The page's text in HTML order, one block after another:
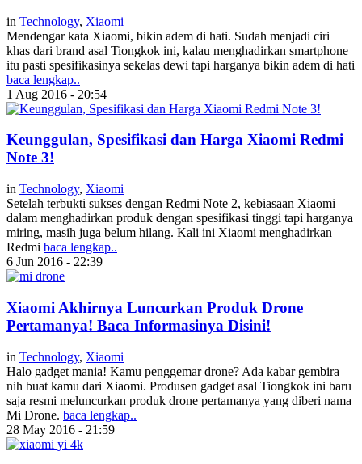
in Technology, Xiaomi
Mendengar kata Xiaomi, bikin adem di hati. Sudah menjadi ciri
khas dari brand asal Tiongkok ini, kalau menghadirkan smartphone
itu pasti spesifikasinya sekelas dewi tapi harganya bikin adem di hati
baca lengkap..
1 Aug 2016 - 20:54
Keunggulan, Spesifikasi dan Harga Xiaomi Redmi
Note 3!
in Technology, Xiaomi
Setelah terbukti sukses dengan Redmi Note 2, kebiasaan Xiaomi
dalam menghadirkan produk dengan spesifikasi tinggi tapi harganya
miring, masih juga belum hilang. Kali ini Xiaomi menghadirkan
Redmi baca lengkap..
6 Jun 2016 - 22:39
Xiaomi Akhirnya Luncurkan Produk Drone
Pertamanya! Baca Informasinya Disini!
in Technology, Xiaomi
Halo gadget mania! Kamu penggemar drone? Ada kabar gembira
nih buat kamu dari Xiaomi. Produsen gadget asal Tiongkok ini baru
saja resmi meluncurkan produk drone pertamanya yang diberi nama
Mi Drone. baca lengkap..
28 May 2016 - 21:59